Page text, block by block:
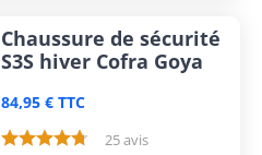
Chaussure de sécurité
S3S hiver Cofra Goya
84,95 € TTC
25 avis